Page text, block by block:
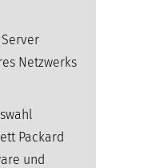
Netzwerks
Packard
und